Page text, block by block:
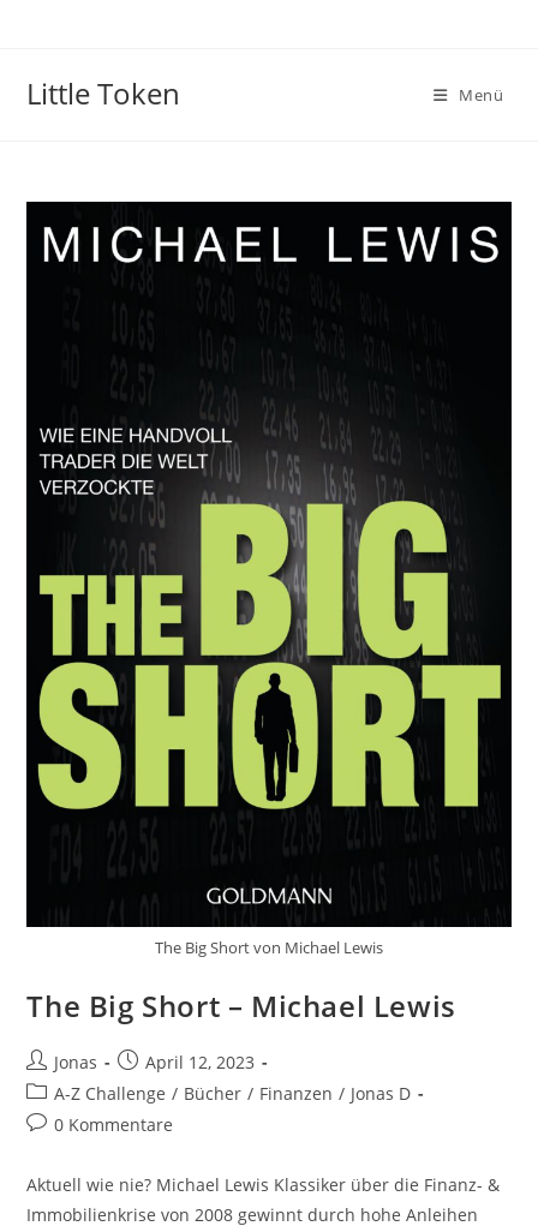
Little Token Menü
The Big Short von Michael Lewis
The Big Short – Michael Lewis
Jonas
April 12, 2023
A-Z Challenge / Bücher / Finanzen / Jonas D
0 Kommentare
Aktuell wie nie? Michael Lewis Klassiker über die Finanz- &
Immobilienkrise von 2008 gewinnt durch hohe Anleihen